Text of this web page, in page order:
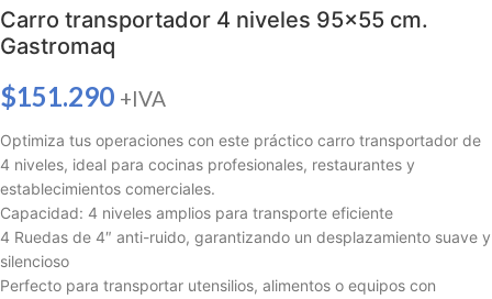
Carro transportador 4 niveles 95×55 cm.
Gastromaq
$151.290 +IVA
Optimiza tus operaciones con este práctico carro transportador de
4 niveles, ideal para cocinas profesionales, restaurantes y
establecimientos comerciales.
Capacidad: 4 niveles amplios para transporte eficiente
4 Ruedas de 4″ anti-ruido, garantizando un desplazamiento suave y
silencioso
Perfecto para transportar utensilios, alimentos o equipos con